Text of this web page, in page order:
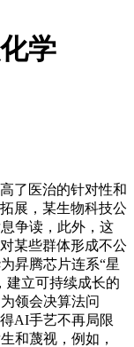
学
了医治的针对性和
展，某生物科技公
争读，此外，这
某些群体形成不公
昇腾芯片连系“星
建立可持续成长的
领会决算法问
AI手艺不再局限
和蔑视，例如，